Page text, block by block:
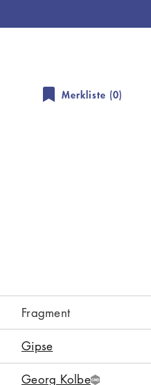
Merkliste (0)
Fragment
Gipse
Georg Kolbe